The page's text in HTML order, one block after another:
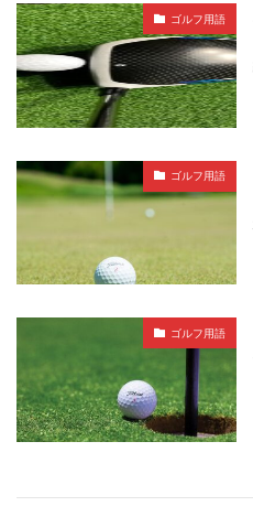
ゴルフ用語
ゴルフ用語
ゴルフ用語